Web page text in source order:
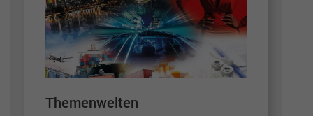
Themenwelten